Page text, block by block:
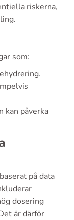
riskerna,
som:
kan påverka
på data
dosering
är därför